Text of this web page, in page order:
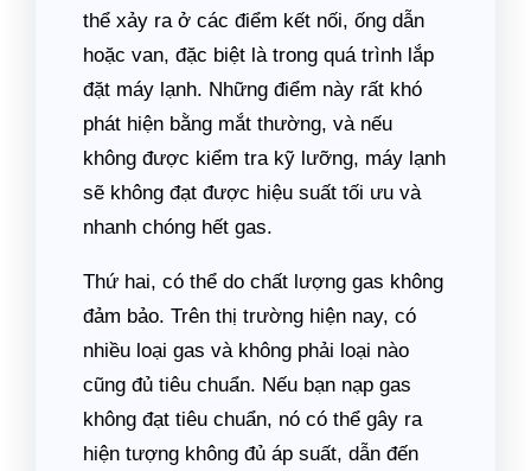
thể xảy ra ở các điểm kết nối, ống dẫn
hoặc van, đặc biệt là trong quá trình lắp
đặt máy lạnh. Những điểm này rất khó
phát hiện bằng mắt thường, và nếu
không được kiểm tra kỹ lưỡng, máy lạnh
sẽ không đạt được hiệu suất tối ưu và
nhanh chóng hết gas.
Thứ hai, có thể do chất lượng gas không
đảm bảo. Trên thị trường hiện nay, có
nhiều loại gas và không phải loại nào
cũng đủ tiêu chuẩn. Nếu bạn nạp gas
không đạt tiêu chuẩn, nó có thể gây ra
hiện tượng không đủ áp suất, dẫn đến